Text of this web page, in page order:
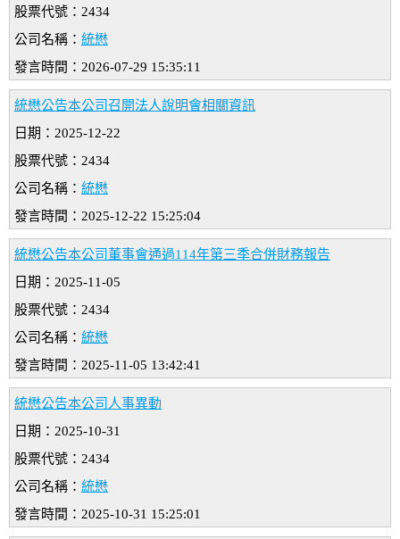
股票代號：2434
公司名稱： 統懋
發言時間：2026-07-29 15:35:11
統懋公告本公司召開法人說明會相關資訊
日期：2025-12-22
股票代號：2434
公司名稱： 統懋
發言時間：2025-12-22 15:25:04
統懋公告本公司董事會通過114年第三季合併財務報告
日期：2025-11-05
股票代號：2434
公司名稱： 統懋
發言時間：2025-11-05 13:42:41
統懋公告本公司人事異動
日期：2025-10-31
股票代號：2434
公司名稱： 統懋
發言時間：2025-10-31 15:25:01